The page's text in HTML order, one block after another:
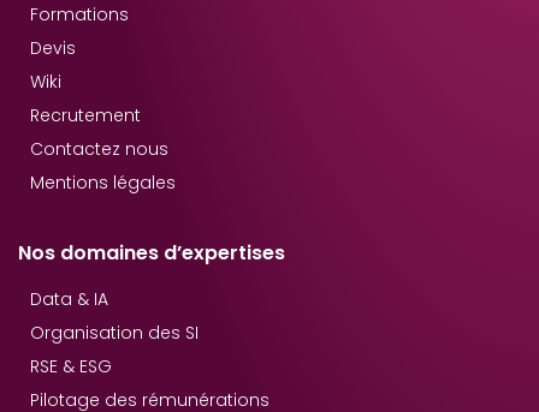
Formations
Devis
Wiki
Recrutement
Contactez nous
Mentions légales
Nos domaines d’expertises
Data & IA
Organisation des SI
RSE & ESG
Pilotage des rémunérations